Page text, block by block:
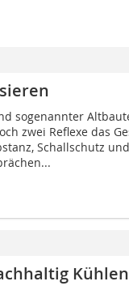
sogenannter
zwei Reflexe das
Schallschutz und